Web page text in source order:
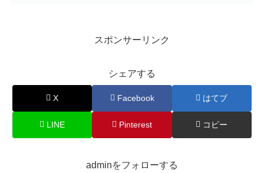
スポンサーリンク
シェアする
X Facebook はてブ
LINE Pinterest コピー
adminをフォローする